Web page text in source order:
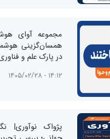
مجموعه آوای
همسان‌گزینی
در پارک علم و
۱۴:۱۲ - ۱۴۰۵/۰۲/۲۸
پژواک نوآوری|